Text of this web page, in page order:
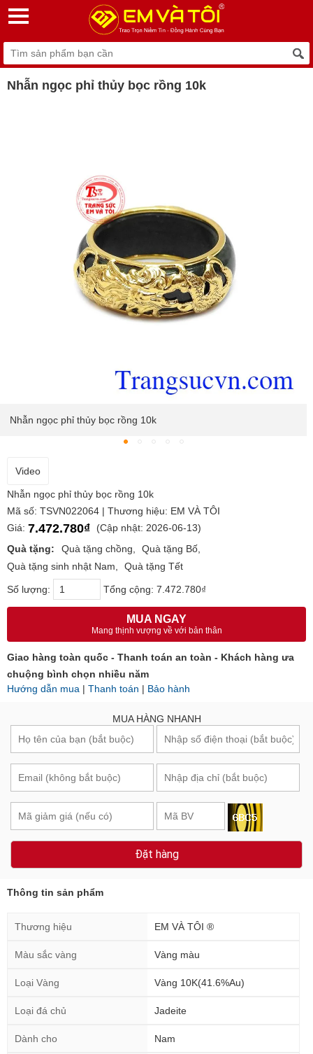
Nhẫn ngọc phỉ thủy bọc rồng 10k
Nhẫn ngọc phỉ thủy bọc rồng 10k
Video
Nhẫn ngọc phỉ thủy bọc rồng 10k
Mã số: TSVN022064 | Thương hiệu: EM VÀ TÔI
Giá: 7.472.780₫
(Cập nhật: 2026-06-13)
Quà tặng:
Quà tặng chồng
Quà tặng Bố
Quà tặng sinh nhật Nam
Quà tặng Tết
Số lượng: Tổng cộng: 7.472.780₫
MUA NGAY
Mang thịnh vượng về với bản thân
Giao hàng toàn quốc - Thanh toán an toàn - Khách hàng ưa
chuộng bình chọn nhiều năm
Hướng dẫn mua | Thanh toán | Bảo hành
MUA HÀNG NHANH
Đặt hàng
Thông tin sản phẩm
Thương hiệu EM VÀ TÔI ®
Màu sắc vàng Vàng màu
Loại Vàng Vàng 10K(41.6%Au)
Loại đá chủ Jadeite
Dành cho Nam